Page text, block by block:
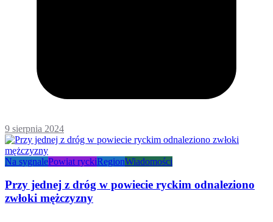
9 sierpnia 2024
Na sygnalePowiat ryckiRegionWiadomości
Przy jednej z dróg w powiecie ryckim odnaleziono
zwłoki mężczyzny